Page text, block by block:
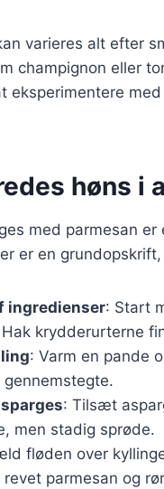
varieres alt efter
champignon eller
eksperimentere
høns i
med parmesan
er en
ingredienser: Start
krydderurterne
: Varm en pande
: Tilsæt
men stadig sprøde.
fløden over
parmesan og